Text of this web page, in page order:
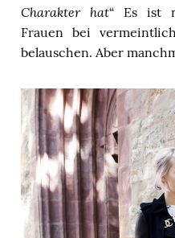
Charakter hat“ Es ist
Frauen bei
belauschen. Aber